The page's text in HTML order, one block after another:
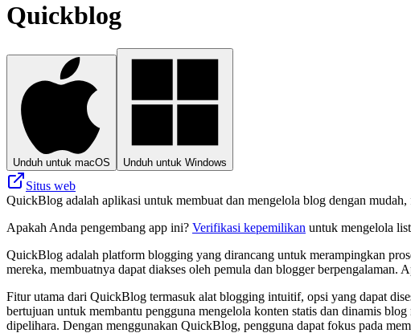
Quickblog
Unduh untuk macOS Unduh untuk Windows
Situs web
QuickBlog adalah aplikasi untuk membuat dan mengelola blog dengan
Apakah Anda pengembang app ini? Verifikasi kepemilikan untuk mengelola
QuickBlog adalah platform blogging yang dirancang untuk merampingkan
mereka, membuatnya dapat diakses oleh pemula dan blogger
Fitur utama dari QuickBlog termasuk alat blogging intuitif, opsi yang dapat
bertujuan untuk membantu pengguna mengelola konten statis dan dinamis
dipelihara. Dengan menggunakan QuickBlog, pengguna dapat fokus pada